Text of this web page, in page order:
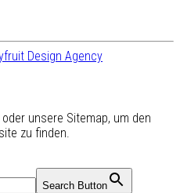
Design Agency
unsere Sitemap, um den
zu finden.
Search Button